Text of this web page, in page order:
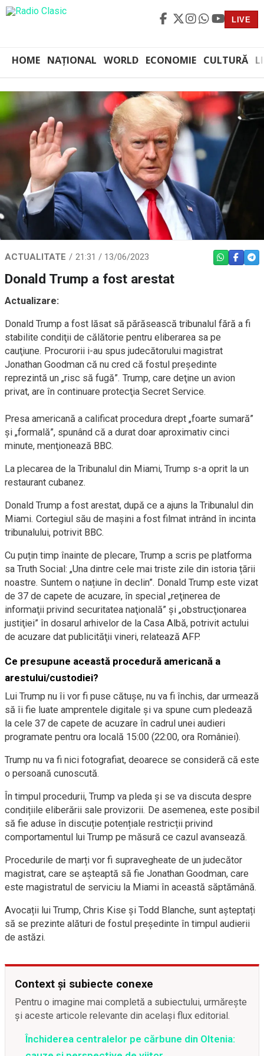
LIVE
HOME NAȚIONAL WORLD ECONOMIE CULTURĂ
ACTUALITATE 21:31 / 13/06/2023 WHATSAPP
Donald Trump a fost arestat
Actualizare:
Donald Trump a fost lăsat să părăsească tribunalul fără a fi
stabilite condiţii de călătorie pentru eliberarea sa pe
cauţiune. Procurorii i-au spus judecătorului magistrat
Jonathan Goodman că nu cred că fostul preşedinte
reprezintă un „risc să fugă”. Trump, care deţine un avion
privat, are în continuare protecţia Secret Service.
Presa americană a calificat procedura drept „foarte sumară”
şi „formală”, spunând că a durat doar aproximativ cinci
minute, menţionează BBC.
La plecarea de la Tribunalul din Miami, Trump s-a oprit la un
restaurant cubanez.
Donald Trump a fost arestat, după ce a ajuns la Tribunalul din
Miami. Cortegiul său de mașini a fost filmat intrând în incinta
tribunalului, potrivit BBC.
Cu puțin timp înainte de plecare, Trump a scris pe platforma
sa Truth Social: „Una dintre cele mai triste zile din istoria țării
noastre. Suntem o națiune în declin”. Donald Trump este vizat
de 37 de capete de acuzare, în special „reţinerea de
informaţii privind securitatea naţională” şi „obstrucţionarea
justiţiei” în dosarul arhivelor de la Casa Albă, potrivit actului
de acuzare dat publicităţii vineri, relatează AFP.
Ce presupune această procedură americană a
arestului/custodiei?
Lui Trump nu îi vor fi puse cătușe, nu va fi închis, dar urmează
să îi fie luate amprentele digitale şi va spune cum pledează
la cele 37 de capete de acuzare în cadrul unei audieri
programate pentru ora locală 15:00 (22:00, ora României).
Trump nu va fi nici fotografiat, deoarece se consideră că este
o persoană cunoscută.
În timpul procedurii, Trump va pleda și se va discuta despre
condițiile eliberării sale provizorii. De asemenea, este posibil
să fie aduse în discuție potențiale restricții privind
comportamentul lui Trump pe măsură ce cazul avansează.
Procedurile de marți vor fi supravegheate de un judecător
magistrat, care se așteaptă să fie Jonathan Goodman, care
este magistratul de serviciu la Miami în această săptămână.
Avocații lui Trump, Chris Kise și Todd Blanche, sunt așteptați
să se prezinte alături de fostul președinte în timpul audierii
de astăzi.
Context și subiecte conexe
Pentru o imagine mai completă a subiectului, urmărește
și aceste articole relevante din același flux editorial.
Închiderea centralelor pe cărbune din Oltenia: